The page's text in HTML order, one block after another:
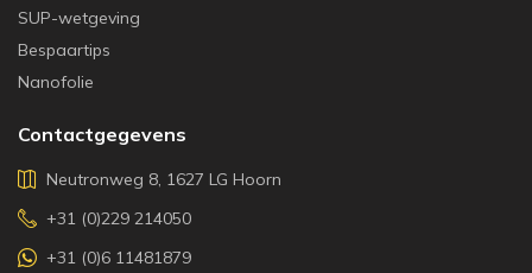
SUP-wetgeving
Bespaartips
Nanofolie
Contactgegevens
Neutronweg 8, 1627 LG Hoorn
+31 (0)229 214050
+31 (0)6 11481879